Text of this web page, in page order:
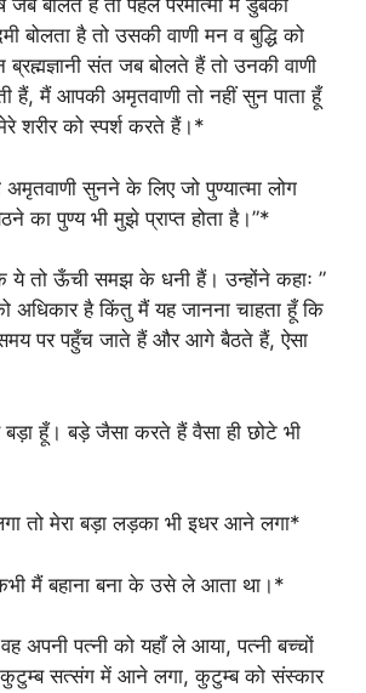
जब बोलते हैं तो पहले परमात्मा में डुबकी
बोलता है तो उसकी वाणी मन व बुद्धि को
संत जब बोलते हैं तो उनकी वाणी
हैं, मैं आपकी अमृतवाणी तो नहीं सुन पाता हूँ
शरीर को स्पर्श करते हैं।*
सुनने के लिए जो पुण्यात्मा लोग
का पुण्य भी मुझे प्राप्त होता है।”*
ये तो ऊँची समझ के धनी हैं। उन्होंने कहाः ”
अधिकार है किंतु मैं यह जानना चाहता हूँ कि
पर पहुँच जाते हैं और आगे बैठते हैं, ऐसा
बड़ा हूँ। बड़े जैसा करते हैं वैसा ही छोटे भी
तो मेरा बड़ा लड़का भी इधर आने लगा*
मैं बहाना बना के उसे ले आता था।*
अपनी पत्नी को यहाँ ले आया, पत्नी बच्चों
सत्संग में आने लगा, कुटुम्ब को संस्कार